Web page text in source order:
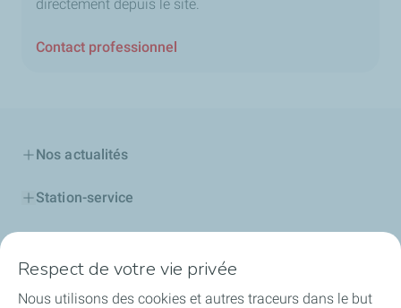
directement depuis le site.
Contact professionnel
Nos actualités
Station-service
Gaz
Respect de votre vie privée
Nous utilisons des cookies et autres traceurs dans le but